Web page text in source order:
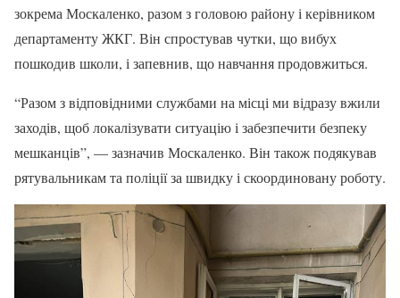
зокрема Москаленко, разом з головою району і керівником
департаменту ЖКГ. Він спростував чутки, що вибух
пошкодив школи, і запевнив, що навчання продовжиться.
“Разом з відповідними службами на місці ми відразу вжили
заходів, щоб локалізувати ситуацію і забезпечити безпеку
мешканців”, — зазначив Москаленко. Він також подякував
рятувальникам та поліції за швидку і скоординовану роботу.